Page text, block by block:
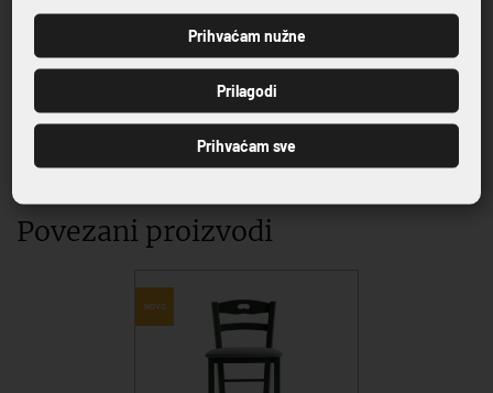
VRHUNSKA KVALITETA PROIZVODA
Povezani proizvodi
-30%
NOVO
PRIJAVI SE
Prihvaćam nužne
Prilagodi
Prihvaćam sve